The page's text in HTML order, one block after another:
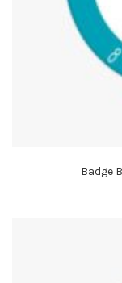
Badge